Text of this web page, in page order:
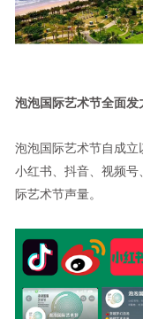
泡泡国际艺术节全面发
泡泡国际艺术节自成立
小红书、抖音、视频号
际艺术节声量。